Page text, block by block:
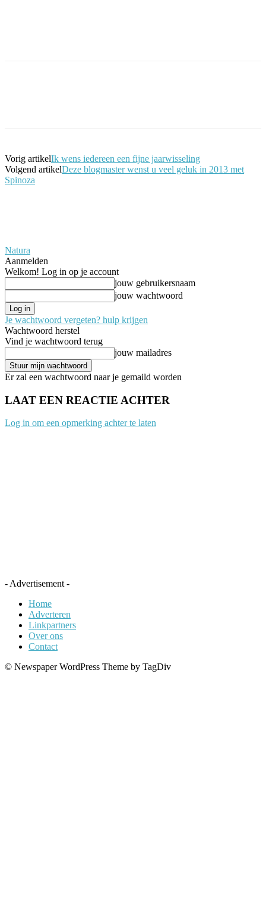
Vorig artikelIk wens iedereen een fijne jaarwisseling
Volgend artikelDeze blogmaster wenst u veel geluk in 2013 met
Spinoza
Natura
Aanmelden
Welkom! Log in op je account
jouw gebruikersnaam
jouw wachtwoord
Je wachtwoord vergeten? hulp krijgen
Wachtwoord herstel
Vind je wachtwoord terug
jouw mailadres
Er zal een wachtwoord naar je gemaild worden
LAAT EEN REACTIE ACHTER
Log in om een opmerking achter te laten
- Advertisement -
Home
Adverteren
Linkpartners
Over ons
Contact
© Newspaper WordPress Theme by TagDiv